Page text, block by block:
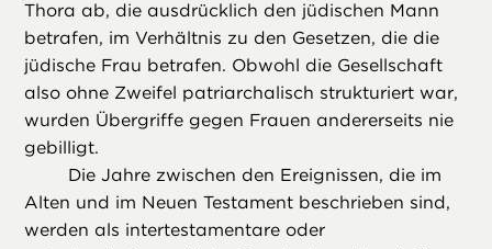
Thora ab, die ausdrücklich den jüdischen Mann
betrafen, im Verhältnis zu den Gesetzen, die die
jüdische Frau betrafen. Obwohl die Gesellschaft
also ohne Zweifel patriarchalisch strukturiert war,
wurden Übergriffe gegen Frauen andererseits nie
gebilligt.
Die Jahre zwischen den Ereignissen, die im
Alten und im Neuen Testament beschrieben sind,
werden als intertestamentare oder